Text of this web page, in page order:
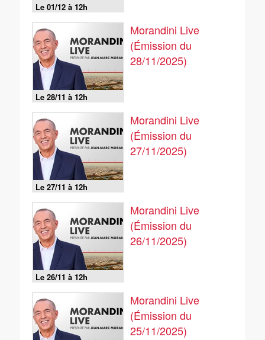
Le 01/12 à 12h
Le 28/11 à 12h
Morandini Live
(Émission du
28/11/2025)
Le 27/11 à 12h
Morandini Live
(Émission du
27/11/2025)
Le 26/11 à 12h
Morandini Live
(Émission du
26/11/2025)
Morandini Live
(Émission du
25/11/2025)